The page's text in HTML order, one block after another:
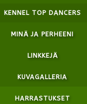
KENNEL TOP DANCERS
MINÄ JA PERHEENI
LINKKEJÄ
KUVAGALLERIA
HARRASTUKSET